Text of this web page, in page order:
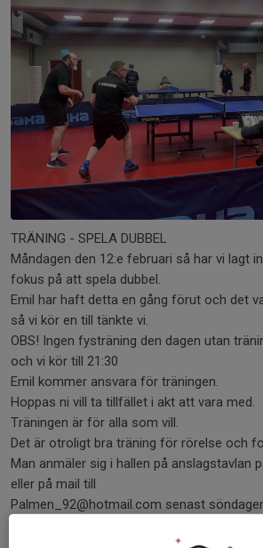
TRÄNING - SPELA DUBBEL
Måndagen den 12:e februari så har vi lagt
fokus på att spela dubbel.
Emil har haft detta en gång förut och det
så vi kör en till tänkte vi.
OBS! Ingen fysträning den dagen utan
och vi kör till 21:30
Emil kommer ansvara för träningen.
Hoppas ni vill ta tillfället i akt att vara med.
Träningen är för alla som vill.
Det är otroligt bra träning för rörelse och
Man anmäler sig i hallen på anslagstavlan
eller på mail till
Palmen_92@hotmail.com senast